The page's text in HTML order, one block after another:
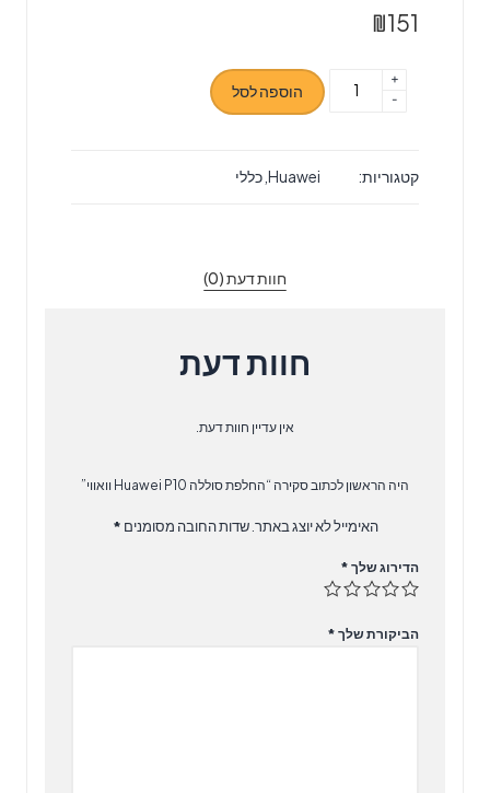
₪151
כמות
Huawei
-
+
הוספה לסל
קטגוריות: Huawei כללי
חוות דעת (0)
חוות דעת
אין עדיין חוות דעת.
היה הראשון לכתוב סקירה “החלפת סוללה Huawei P10 וואווי”
האימייל לא יוצג באתר. שדות החובה מסומנים *
הדירוג שלך *
הביקורת שלך *